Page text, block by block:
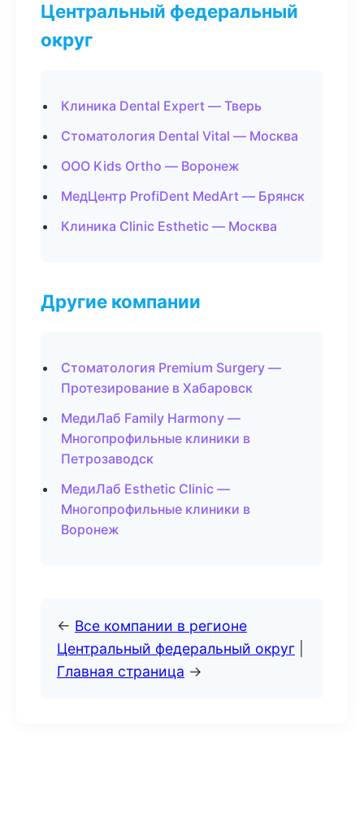
Центральный федеральный
округ
Клиника Dental Expert — Тверь
Стоматология Dental Vital — Москва
ООО Kids Ortho — Воронеж
МедЦентр ProfiDent MedArt — Брянск
Клиника Clinic Esthetic — Москва
Другие компании
Стоматология Premium Surgery —
Протезирование в Хабаровск
МедиЛаб Family Harmony —
Многопрофильные клиники в
Петрозаводск
МедиЛаб Esthetic Clinic —
Многопрофильные клиники в
Воронеж
← Все компании в регионе
Центральный федеральный округ
Главная страница →